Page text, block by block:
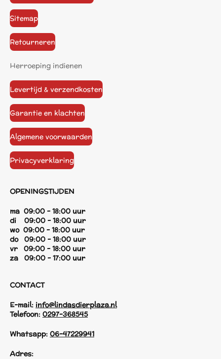
Sitemap
Retourneren
Herroeping indienen
Levertijd & verzendkosten
Garantie en klachten
Algemene voorwaarden
Privacyverklaring
OPENINGSTIJDEN
ma 09:00 - 18:00 uur
di 09:00 - 18:00 uur
wo 09:00 - 18:00 uur
do 09:00 - 18:00 uur
vr 09:00 - 18:00 uur
za 09:00 - 17:00 uur
CONTACT
E-mail: info@lindasdierplaza.nl
Telefoon: 0297-368545
Whatsapp: 06-47229941
Adres: